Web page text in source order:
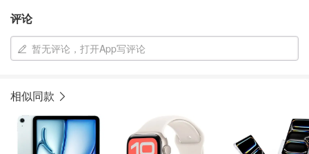
评论
暂无评论，打开App写评论
相似同款